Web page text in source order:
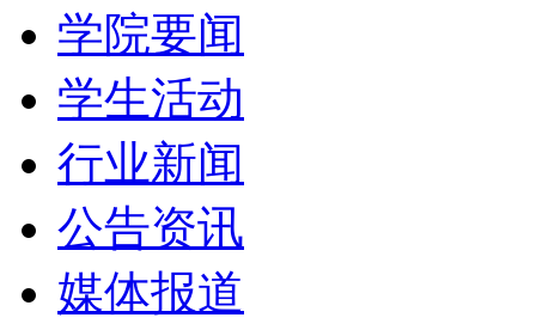
学院要闻
学生活动
行业新闻
公告资讯
媒体报道